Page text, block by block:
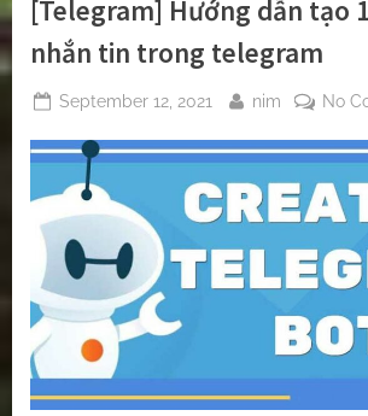
[Telegram] Hướng dẫn tạo
nhắn tin trong telegram
Posted
September 12, 2021 By
nim No